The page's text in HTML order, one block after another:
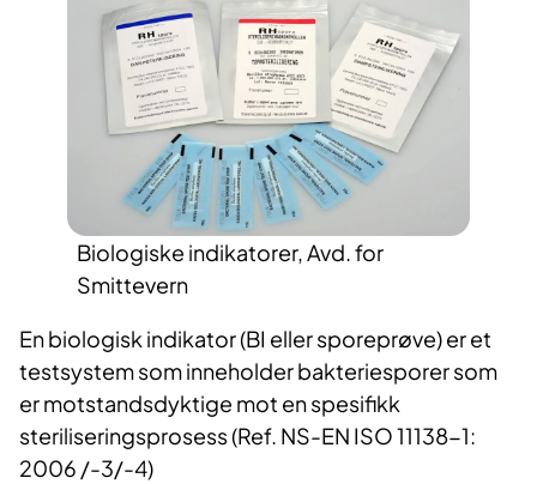
Biologiske indikatorer, Avd. for
Smittevern
En biologisk indikator (BI eller sporeprøve) er et
testsystem som inneholder bakteriesporer som
er motstandsdyktige mot en spesifikk
steriliseringsprosess (Ref. NS-EN ISO 11138-1:
2006 /-3/-4)